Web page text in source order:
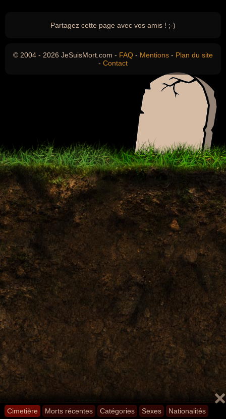
Cimetière Morts récentes Catégories Sexes Nationalités
Partagez cette page avec vos amis ! ;-)
© 2004 - 2026 JeSuisMort.com - FAQ - Mentions - Plan du site
- Contact